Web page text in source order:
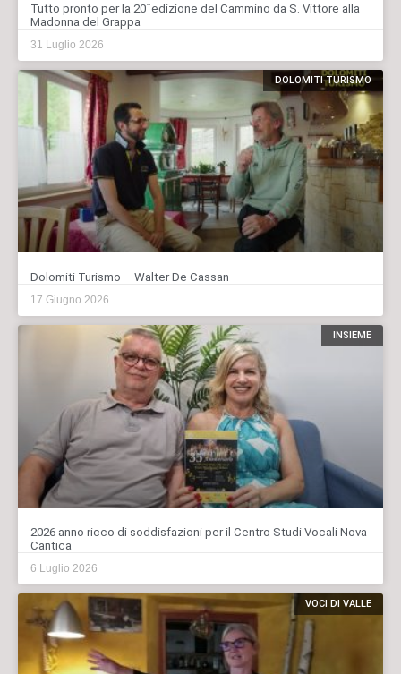
Tutto pronto per la 20ˆedizione del Cammino da S. Vittore alla
Madonna del Grappa
31 Luglio 2026
DOLOMITI TURISMO
Dolomiti Turismo – Walter De Cassan
17 Giugno 2026
INSIEME
2026 anno ricco di soddisfazioni per il Centro Studi Vocali Nova
Cantica
6 Luglio 2026
VOCI DI VALLE